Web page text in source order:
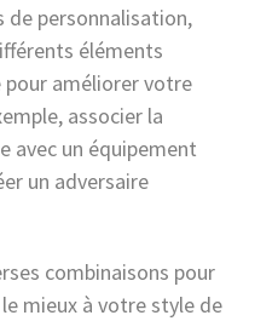
de personnalisation,
éléments
améliorer votre
associer la
avec un équipement
un adversaire
combinaisons pour
mieux à votre style de